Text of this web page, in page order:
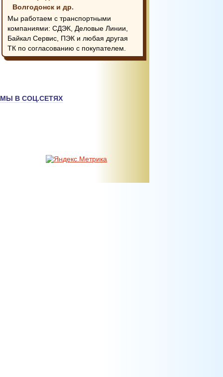
Волгодонск и др.
Мы работаем с транспортными
компаниями: СДЭК, Деловые Линии,
Байкал Сервис, ПЭК и любая другая
ТК по согласованию с покупателем.
МЫ В СОЦ.СЕТЯХ